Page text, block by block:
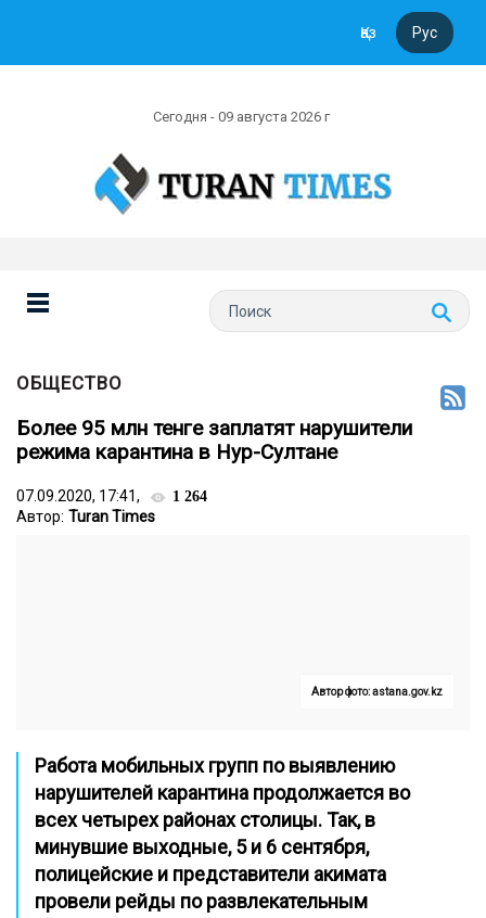
Қаз Рус
Сегодня - 09 августа 2026 г
ОБЩЕСТВО
Более 95 млн тенге заплатят нарушители
режима карантина в Нур-Султане
07.09.2020, 17:41, 1 264
Автор: Turan Times
Автор фото: astana.gov.kz
Работа мобильных групп по выявлению
нарушителей карантина продолжается во
всех четырех районах столицы. Так, в
минувшие выходные, 5 и 6 сентября,
полицейские и представители акимата
провели рейды по развлекательным